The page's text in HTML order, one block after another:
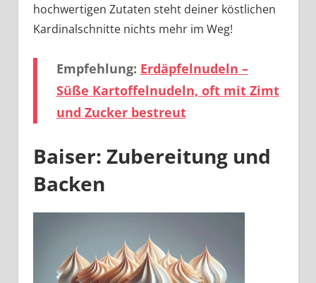
hochwertigen Zutaten steht deiner köstlichen
Kardinalschnitte nichts mehr im Weg!
Empfehlung: Erdäpfelnudeln –
Süße Kartoffelnudeln, oft mit Zimt
und Zucker bestreut
Baiser: Zubereitung und
Backen